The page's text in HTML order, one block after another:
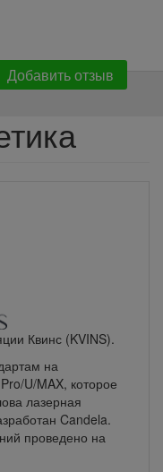
Добавить отзыв
Квинс (KVINS).
на
U/MAX, которое
лазерная
Candela.
проведено на